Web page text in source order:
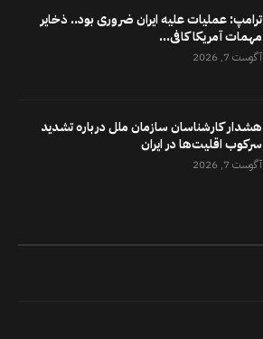
ترامپ: عملیات علیه ایران ضروری بود.. ذخایر
مهمات آمریکا کافی...
آگوست 7, 2026
هشدار کارشناسان سازمان ملل درباره تشدید
سرکوب اقلیت‌ها در ایران
آگوست 7, 2026